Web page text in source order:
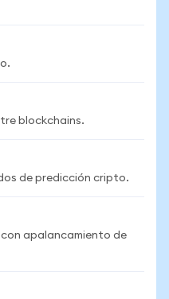
blockchains.
de predicción cripto.
apalancamiento de